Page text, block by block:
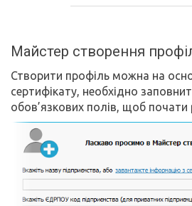
Майстер створення
Створити профіль можна на
сертифікату, необхідно
обов’язкових полів, щоб почати